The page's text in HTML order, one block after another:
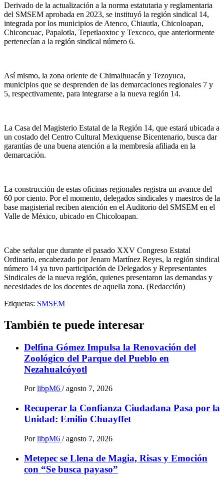
Derivado de la actualización a la norma estatutaria y reglamentaria
del SMSEM aprobada en 2023, se instituyó la región sindical 14,
integrada por los municipios de Atenco, Chiautla, Chicoloapan,
Chiconcuac, Papalotla, Tepetlaoxtoc y Texcoco, que anteriormente
pertenecían a la región sindical número 6.
Así mismo, la zona oriente de Chimalhuacán y Tezoyuca,
municipios que se desprenden de las demarcaciones regionales 7 y
5, respectivamente, para integrarse a la nueva región 14.
La Casa del Magisterio Estatal de la Región 14, que estará ubicada a
un costado del Centro Cultural Mexiquense Bicentenario, busca dar
garantías de una buena atención a la membresía afiliada en la
demarcación.
La construcción de estas oficinas regionales registra un avance del
60 por ciento. Por el momento, delegados sindicales y maestros de la
base magisterial reciben atención en el Auditorio del SMSEM en el
Valle de México, ubicado en Chicoloapan.
Cabe señalar que durante el pasado XXV Congreso Estatal
Ordinario, encabezado por Jenaro Martínez Reyes, la región sindical
número 14 ya tuvo participación de Delegados y Representantes
Sindicales de la nueva región, quienes presentaron las demandas y
necesidades de los docentes de aquella zona. (Redacción)
Etiquetas: SMSEM
También te puede interesar
Delfina Gómez Impulsa la Renovación del
Zoológico del Parque del Pueblo en
Nezahualcóyotl
Por libpM6 / agosto 7, 2026
Recuperar la Confianza Ciudadana Pasa por la
Unidad: Emilio Chuayffet
Por libpM6 / agosto 7, 2026
Metepec se Llena de Magia, Risas y Emoción
con “Se busca payaso”